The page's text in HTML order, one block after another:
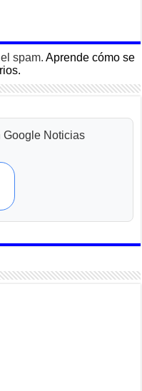
el spam.Aprende cómo se
Google Noticias